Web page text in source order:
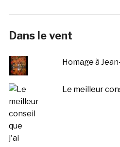
Dans le vent
Homage à
Le meilleur